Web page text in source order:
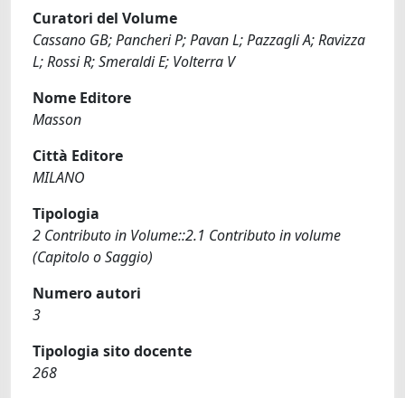
Curatori del Volume
Cassano GB; Pancheri P; Pavan L; Pazzagli A; Ravizza
L; Rossi R; Smeraldi E; Volterra V
Nome Editore
Masson
Città Editore
MILANO
Tipologia
2 Contributo in Volume::2.1 Contributo in volume
(Capitolo o Saggio)
Numero autori
3
Tipologia sito docente
268